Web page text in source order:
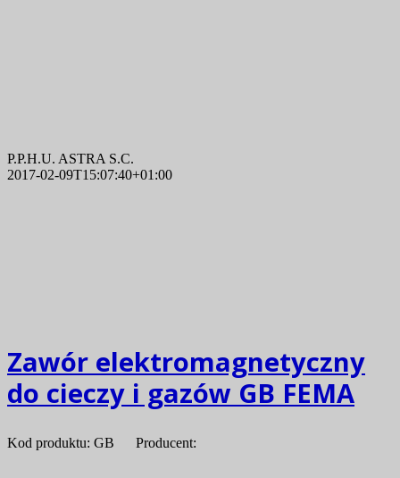
P.P.H.U. ASTRA S.C.
2017-02-09T15:07:40+01:00
Zawór elektromagnetyczny
do cieczy i gazów GB FEMA
Kod produktu: GB Producent: